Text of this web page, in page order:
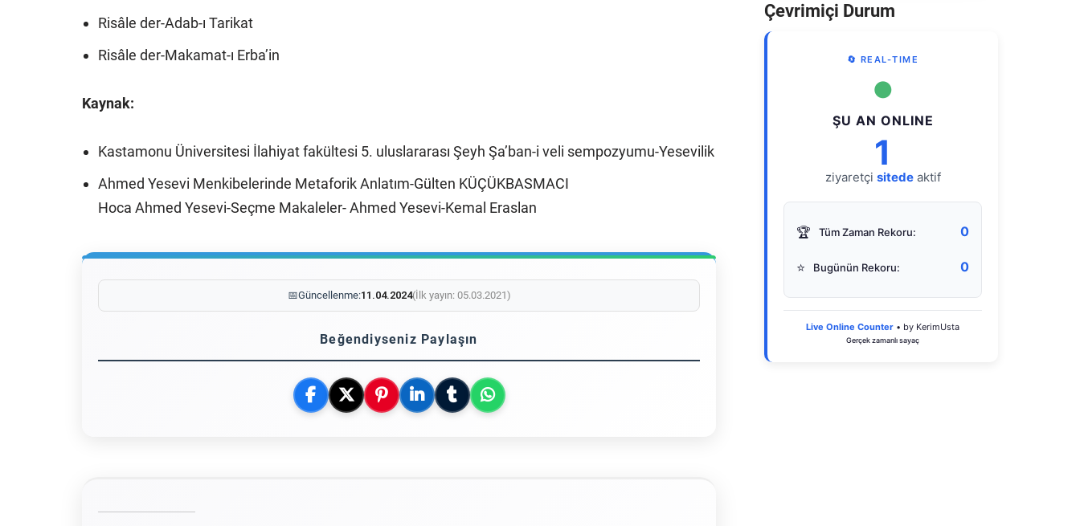
Risâle der-Adab-ı Tarikat
Risâle der-Makamat-ı Erba’in
Kaynak:
Kastamonu Üniversitesi İlahiyat fakültesi 5. uluslararası Şeyh Şa’ban-i veli sempozyumu-Yesevilik
Ahmed Yesevi Menkibelerinde Metaforik Anlatım-Gülten KÜÇÜKBASMACI
Hoca Ahmed Yesevi-Seçme Makaleler- Ahmed Yesevi-Kemal Eraslan
📅Güncellenme:11.04.2024(İlk yayın: 05.03.2021)
Beğendiyseniz Paylaşın
Çevrimiçi Durum
🔄 REAL-TIME
●
ŞU AN ONLINE
1
ziyaretçi sitedeaktif
🏆 Tüm Zaman Rekoru: 0
⭐ Bugünün Rekoru: 0
Live Online Counter • by KerimUsta
Gerçek zamanlı sayaç